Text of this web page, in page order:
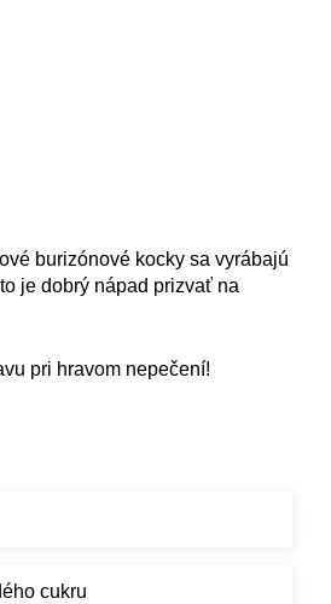
burizónové kocky sa vyrábajú
je dobrý nápad prizvať na
pri hravom nepečení!
cukru